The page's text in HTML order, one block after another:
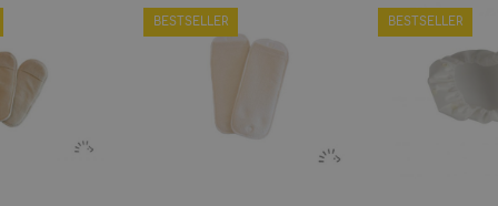
BESTSELLER BESTSELLER